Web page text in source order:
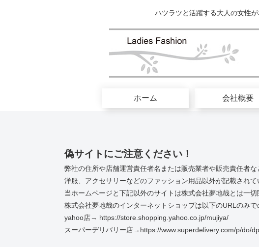
ハツラツと活躍する大人の女性
ホーム 会社概要
偽サイトにご注意ください！
弊社の住所や店舗運営責任者名または販売業者や販売責任者
洋服、アクセサリーなどのファッション用品以外が記載されて
当ホームページと下記以外のサイトは株式会社夢地哉とは一切
株式会社夢地哉のインターネットショップは以下のURLのみで
yahoo店→ https://store.shopping.yahoo.co.jp/mujiya/
スーパーデリバリー店→https://www.superdelivery.com/p/do/